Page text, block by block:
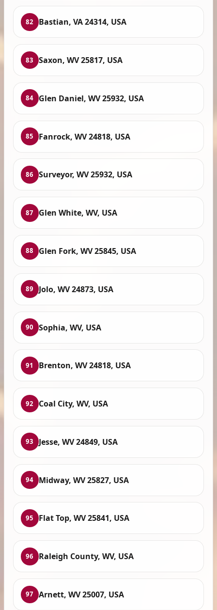
82 Bastian, VA 24314, USA
83 Saxon, WV 25817, USA
84 Glen Daniel, WV 25932, USA
85 Fanrock, WV 24818, USA
86 Surveyor, WV 25932, USA
87 Glen White, WV, USA
88 Glen Fork, WV 25845, USA
89 Jolo, WV 24873, USA
90 Sophia, WV, USA
91 Brenton, WV 24818, USA
92 Coal City, WV, USA
93 Jesse, WV 24849, USA
94 Midway, WV 25827, USA
95 Flat Top, WV 25841, USA
96 Raleigh County, WV, USA
97 Arnett, WV 25007, USA